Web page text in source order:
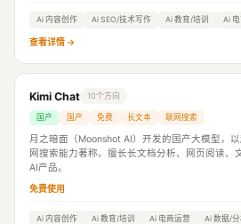
Ai 内容创作 Ai SEO/技术写作 Ai 教育/培训 Ai
查看详情 →
Kimi Chat 10个方向
国产 国产 免费 长文本 联网搜索
月之暗面（Moonshot AI）开发的国产大模型，
网搜索能力著称。擅长长文档分析、网页阅读、
AI产品。
免费使用
Ai 内容创作 Ai 教育/培训 Ai 电商运营 Ai 数据/